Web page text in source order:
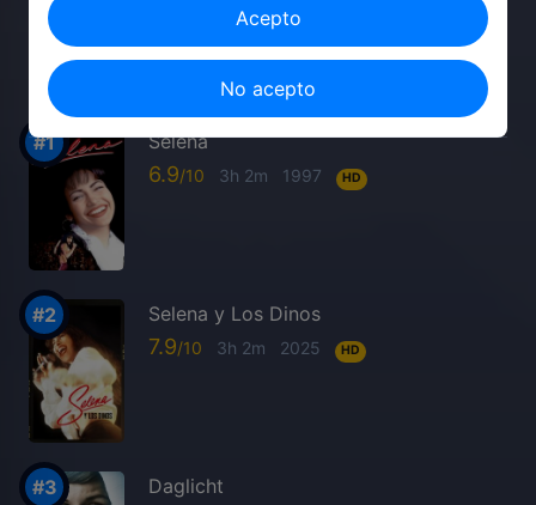
TOP ESTRENOS
Selena
6.9 3h 2m 1997 HD
Selena y Los Dinos
7.9 3h 2m 2025 HD
Daglicht
Acepto
No acepto